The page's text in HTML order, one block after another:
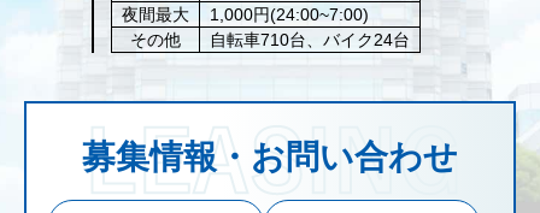
夜間最大
1,000円(24:00~7:00)
その他
自転車710台、バイク24台
募集情報・お問い合わせ